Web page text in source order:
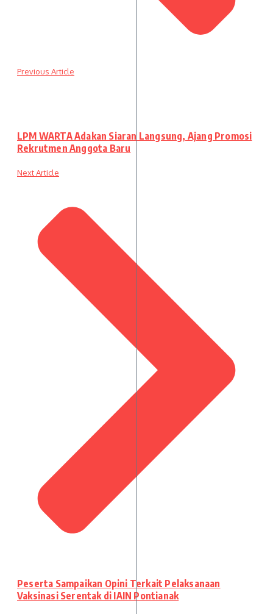
Previous Article
LPM WARTA Adakan Siaran Langsung, Ajang Promosi
Rekrutmen Anggota Baru
Next Article
Peserta Sampaikan Opini Terkait Pelaksanaan
Vaksinasi Serentak di IAIN Pontianak